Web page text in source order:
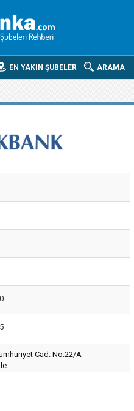
ARAMA
EN YAKIN ŞUBELER
Cad. No:22/A